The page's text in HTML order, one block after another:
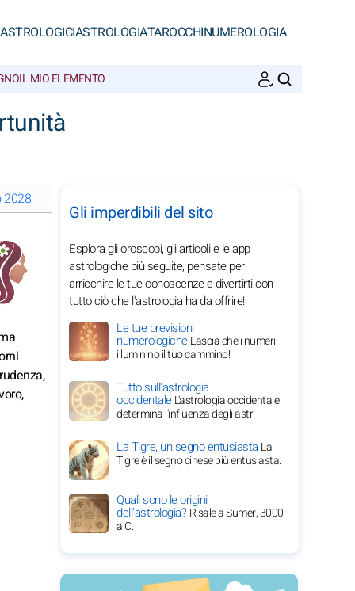
ASTROLOGIATAROCCHINUMEROLOGIA
IL MIO ELEMENTO
2028 Le fasi lunari a gennaio 2028
Gli imperdibili del sito
Esplora gli oroscopi, gli articoli e le app
astrologiche più seguite, pensate per
arricchire le tue conoscenze e divertirti con
tutto ciò che l'astrologia ha da offrire!
Le tue previsioni
numerologicheLascia che i numeri
illuminino il tuo cammino!
Tutto sull'astrologia
occidentaleL'astrologia occidentale
determina l'influenza degli astri
La Tigre, un segno entusiasta La
Tigre è il segno cinese più entusiasta.
Quali sono le origini
dell'astrologia?Risale a Sumer, 3000
a.C.